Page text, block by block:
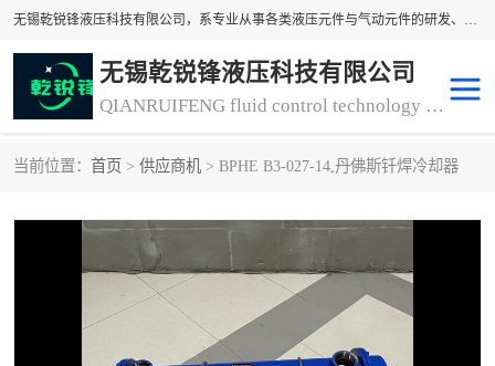
无锡乾锐锋液压科技有限公司，系专业从事各类液压元件与气动元件的研发、生产和销售业务为一体的生产型齿轮泵厂家、液压齿轮泵厂家。主要生产销售风冷式冷却器、液压油风冷却器，冷却器厂家直销、齿轮泵型号、齿轮泵厂家排名详情可来电咨询！
无锡乾锐锋液压科技有限公司
QIANRUIFENG fluid control technology co. LTD
当前位置： 首页 > 供应商机 > BPHE B3-027-14,丹佛斯钎焊冷却器
冷却器厂家直销 过滤器
离合器、制动器 气动元器件
齿轮泵厂家